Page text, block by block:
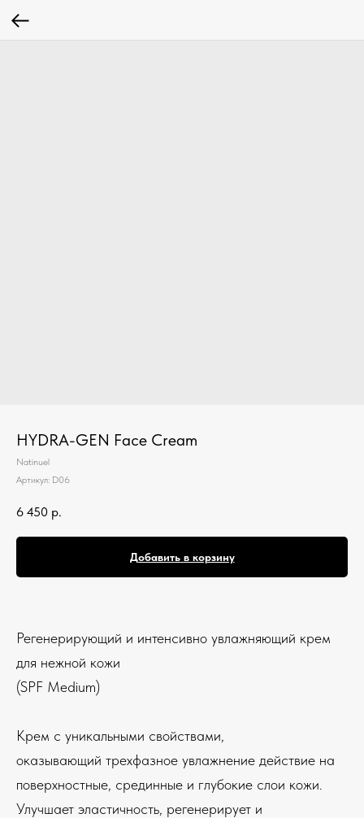
HYDRA-GEN Face Cream
Natinuel
Артикул: D06
6 450 р.
Добавить в корзину
Регенерирующий и интенсивно увлажняющий крем
для нежной кожи
(SPF Medium)
Крем с уникальными свойствами,
оказывающий трехфазное увлажнение действие на
поверхностные, срединные и глубокие слои кожи.
Улучшает эластичность, регенерирует и